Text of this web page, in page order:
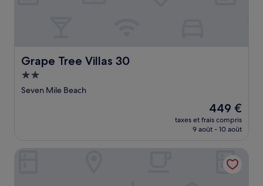
Grape Tree Villas 30
Grape Tree Villas 30
Hébergement
2.0 étoiles
Seven Mile Beach
Le
nouveau
prix
de
449 €
449 €
taxes et frais compris
9 août - 10 août